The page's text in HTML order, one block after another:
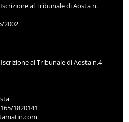
al Tribunale di Aosta n.
2002
al Tribunale di Aosta n.4
1820141